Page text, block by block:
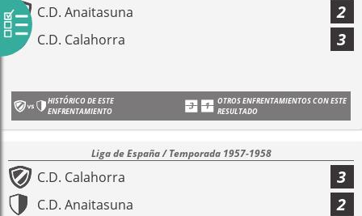
C.D. Anaitasuna 2
C.D. Calahorra 3
HISTÓRICO DE ESTE
ENFRENTAMIENTO
OTROS ENFRENTAMIENTOS CON ESTE
RESULTADO
Liga de España / Temporada 1957-1958
C.D. Calahorra 3
C.D. Anaitasuna 2